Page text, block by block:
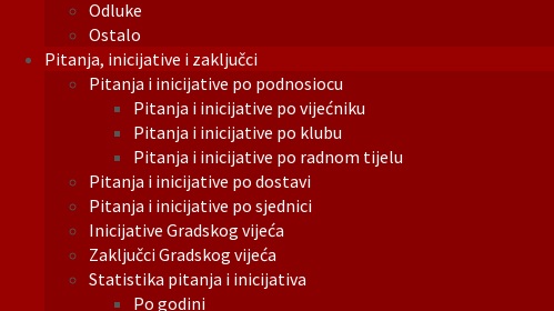
Odluke
Ostalo
Pitanja, inicijative i zaključci
Pitanja i inicijative po podnosiocu
Pitanja i inicijative po vijećniku
Pitanja i inicijative po klubu
Pitanja i inicijative po radnom tijelu
Pitanja i inicijative po dostavi
Pitanja i inicijative po sjednici
Inicijative Gradskog vijeća
Zaključci Gradskog vijeća
Statistika pitanja i inicijativa
Po godini